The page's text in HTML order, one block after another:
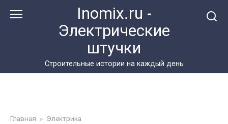
Inomix.ru -
Электрические
штучки
Cтроительные истории на каждый день
Главная » Электрика